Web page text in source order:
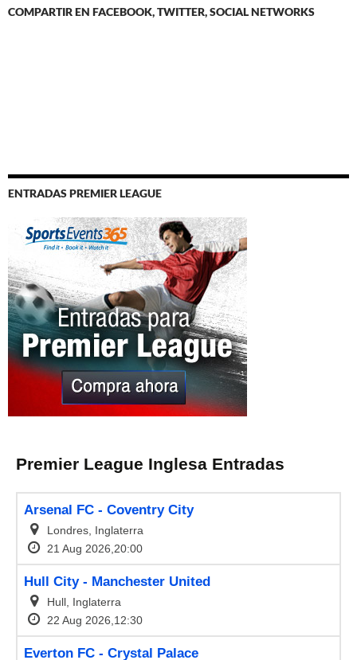
COMPARTIR EN FACEBOOK, TWITTER, SOCIAL NETWORKS
ENTRADAS PREMIER LEAGUE